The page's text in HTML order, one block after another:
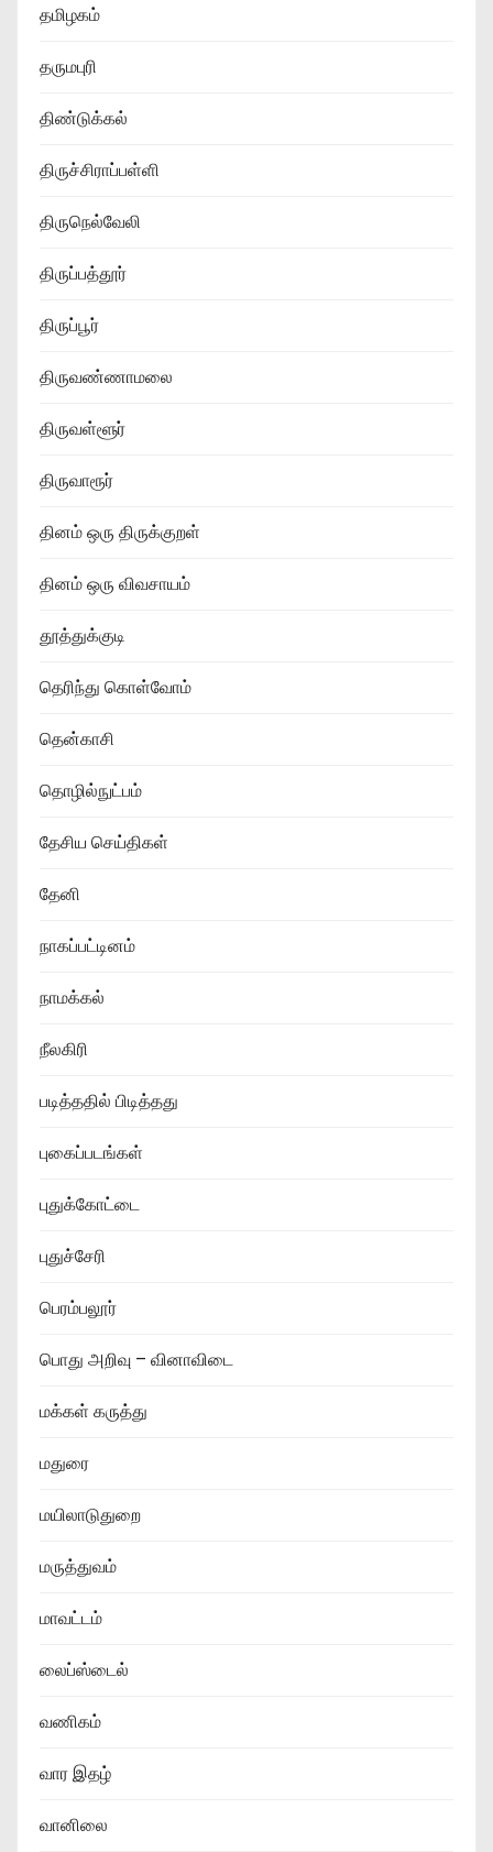
தமிழகம்
தருமபுரி
திண்டுக்கல்
திருச்சிராப்பள்ளி
திருநெல்வேலி
திருப்பத்தூர்
திருப்பூர்
திருவண்ணாமலை
திருவள்ளூர்
திருவாரூர்
தினம் ஒரு திருக்குறள்
தினம் ஒரு விவசாயம்
தூத்துக்குடி
தெரிந்து கொள்வோம்
தென்காசி
தொழில்நுட்பம்
தேசிய செய்திகள்
தேனி
நாகப்பட்டினம்
நாமக்கல்
நீலகிரி
படித்ததில் பிடித்தது
புகைப்படங்கள்
புதுக்கோட்டை
புதுச்சேரி
பெரம்பலூர்
பொது அறிவு – வினாவிடை
மக்கள் கருத்து
மதுரை
மயிலாடுதுறை
மருத்துவம்
மாவட்டம்
லைப்ஸ்டைல்
வணிகம்
வார இதழ்
வானிலை